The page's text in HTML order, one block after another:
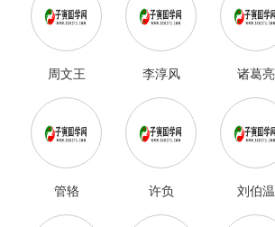
周文王 李淳风 诸葛亮
管辂 许负 刘伯温